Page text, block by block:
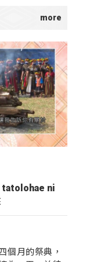
tatolohae ni
個月的祭典，